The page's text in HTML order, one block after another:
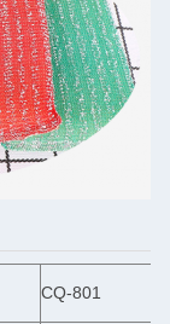
CQ-801